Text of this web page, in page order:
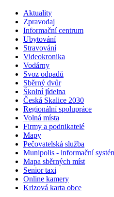
Aktuality
Zpravodaj
Informační centrum
Ubytování
Stravování
Videokronika
Vodárny
Svoz odpadů
Sběrný dvůr
Školní jídelna
Česká Skalice 2030
Regionální spolupráce
Volná místa
Firmy a podnikatelé
Mapy
Pečovatelská služba
Munipolis - informační
Mapa sběrných míst
Senior taxi
Online kamery
Krizová karta obce